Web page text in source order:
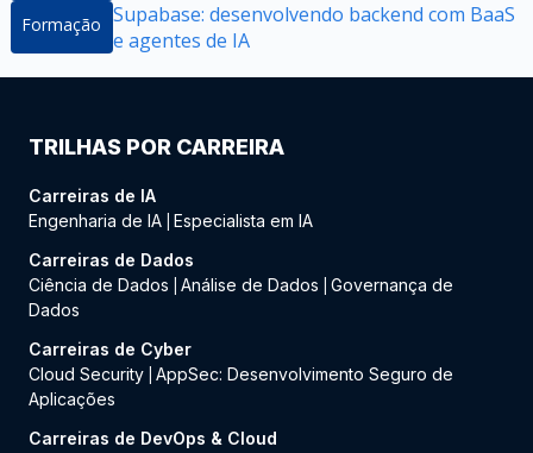
Formação Supabase: desenvolvendo backend com BaaS
e agentes de IA
TRILHAS POR CARREIRA
Carreiras de IA
Engenharia de IA Especialista em IA
Carreiras de Dados
Ciência de Dados
Análise de Dados
Governança de
Dados
Carreiras de Cyber
Cloud Security AppSec: Desenvolvimento Seguro de
Aplicações
Carreiras de DevOps & Cloud